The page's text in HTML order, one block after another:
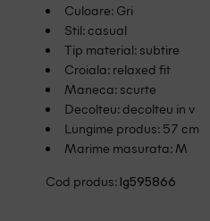
Culoare: Gri
Stil: casual
Tip material: subtire
Croiala: relaxed fit
Maneca: scurte
Decolteu: decolteu in v
Lungime produs: 57 cm
Marime masurata: M
Cod produs: lg595866